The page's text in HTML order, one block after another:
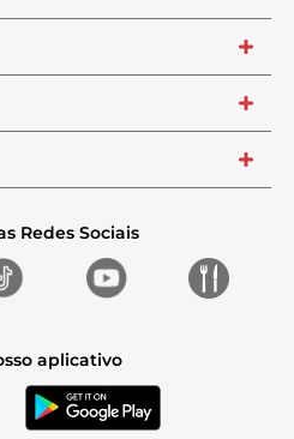
+
+
+
Redes Sociais
aplicativo